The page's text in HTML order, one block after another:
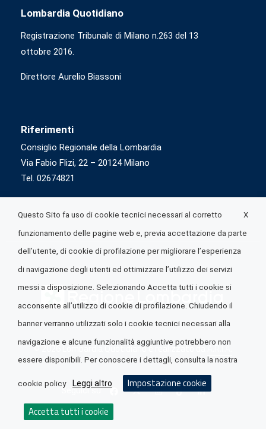
Lombardia Quotidiano
Registrazione Tribunale di Milano n.263 del 13
ottobre 2016.
Direttore Aurelio Biassoni
Riferimenti
Consiglio Regionale della Lombardia
Via Fabio Flizi, 22 – 20124 Milano
Tel. 02674821
© 2026 Lombardia Quotidiano è realizzato daA.R.I.A.
Seguici su
X
Questo Sito fa uso di cookie tecnici necessari al corretto
funzionamento delle pagine web e, previa accettazione da parte
dell’utente, di cookie di profilazione per migliorare l’esperienza
di navigazione degli utenti ed ottimizzare l’utilizzo dei servizi
messi a disposizione. Selezionando Accetta tutti i cookie si
acconsente all’utilizzo di cookie di profilazione. Chiudendo il
banner verranno utilizzati solo i cookie tecnici necessari alla
navigazione e alcune funzionalità aggiuntive potrebbero non
essere disponibili. Per conoscere i dettagli, consulta la nostra
cookie policy Leggi altro Impostazione cookie
Accetta tutti i cookie